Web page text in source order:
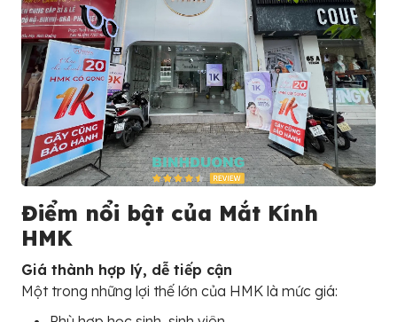
Điểm nổi bật của Mắt Kính
HMK
Giá thành hợp lý, dễ tiếp cận
Một trong những lợi thế lớn của HMK là mức giá: